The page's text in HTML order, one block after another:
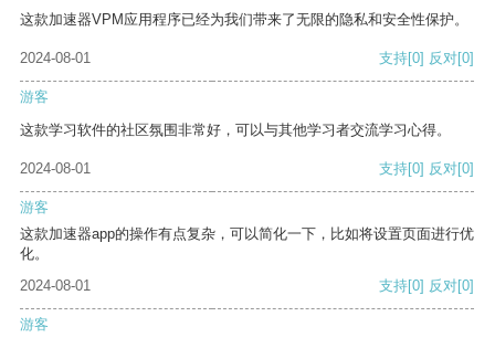
这款加速器VPM应用程序已经为我们带来了无限的隐私和安全性保护。
2024-08-01 支持[0] 反对[0]
游客
这款学习软件的社区氛围非常好，可以与其他学习者交流学习心得。
2024-08-01 支持[0] 反对[0]
游客
这款加速器app的操作有点复杂，可以简化一下，比如将设置页面进行优
化。
2024-08-01
支持[0] 反对[0]
游客